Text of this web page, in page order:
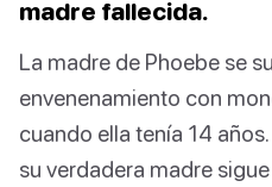
madre fallecida.
La madre de Phoebe se
envenenamiento con
cuando ella tenía 14
su verdadera madre sigue